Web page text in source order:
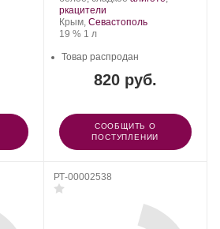
Любимый
город
ЛТД.
винограда:
ркацители.
Регион:
Крым, Севастополь
Крепость
19 %. Объем
1 л
820 руб.
Товар распродан
СООБЩИТЬ О
ПОСТУПЛЕНИИ
РТ-00002538